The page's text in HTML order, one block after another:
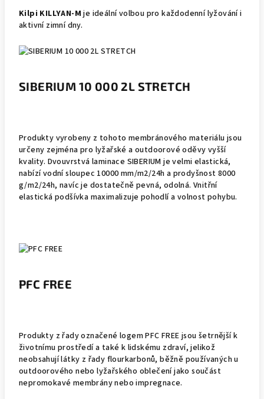
Kilpi KILLYAN-M je ideální volbou pro každodenní lyžování i
aktivní zimní dny.
SIBERIUM 10 000 2L STRETCH
Produkty vyrobeny z tohoto membránového materiálu jsou
určeny zejména pro lyžařské a outdoorové oděvy vyšší
kvality. Dvouvrstvá laminace SIBERIUM je velmi elastická,
nabízí vodní sloupec 10000 mm/m2/24h a prodyšnost 8000
g/m2/24h, navíc je dostatečně pevná, odolná. Vnitřní
elastická podšívka maximalizuje pohodlí a volnost pohybu.
PFC FREE
Produkty z řady označené logem PFC FREE jsou šetrnější k
životnímu prostředí a také k lidskému zdraví, jelikož
neobsahují látky z řady flourkarbonů, běžně používaných u
outdoorového nebo lyžařského oblečení jako součást
nepromokavé membrány nebo impregnace.